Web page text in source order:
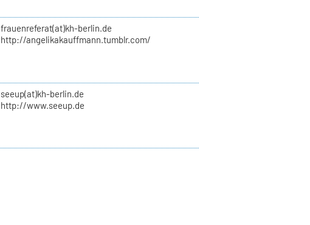
frauenreferat(at)kh-berlin.de
http://angelikakauffmann.tumblr.com/
seeup(at)kh-berlin.de
http://www.seeup.de